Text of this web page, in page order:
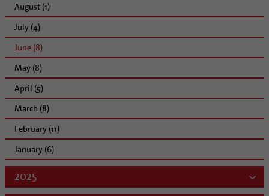
August (1)
July (4)
June (8)
May (8)
April (5)
March (8)
February (11)
January (6)
2025